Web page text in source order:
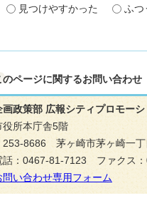
見つけやすかった
ふつ
のページに関するお問い合わせ
画政策部 広報シティプロモー
役所本庁舎5階
253-8686 茅ヶ崎市茅ヶ崎一丁
話：0467-81-7123 ファクス
問い合わせ専用フォーム